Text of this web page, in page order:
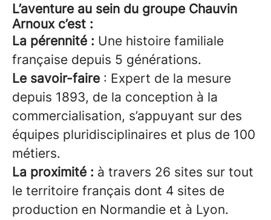
L’aventure au sein du groupe Chauvin
Arnoux c’est :
La pérennité : Une histoire familiale
française depuis 5 générations.
Le savoir-faire : Expert de la mesure
depuis 1893, de la conception à la
commercialisation, s’appuyant sur des
équipes pluridisciplinaires et plus de 100
métiers.
La proximité : à travers 26 sites sur tout
le territoire français dont 4 sites de
production en Normandie et à Lyon.